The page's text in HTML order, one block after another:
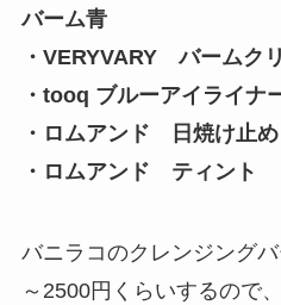
バーム青
・VERYVARY バームク
・tooq ブルーアイライナ
・ロムアンド 日焼け止め
・ロムアンド ティント
バニラコのクレンジング
～2500円くらいするので